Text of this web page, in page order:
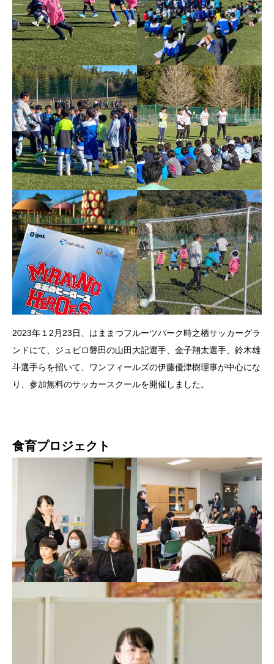
2023年１2月23日、はままつフルーツパーク時之栖サッカーグラ
ンドにて、ジュビロ磐田の山田大記選手、金子翔太選手、鈴木雄
斗選手らを招いて、ワンフィールズの伊藤優津樹理事が中心にな
り、参加無料のサッカースクールを開催しました。
食育プロジェクト